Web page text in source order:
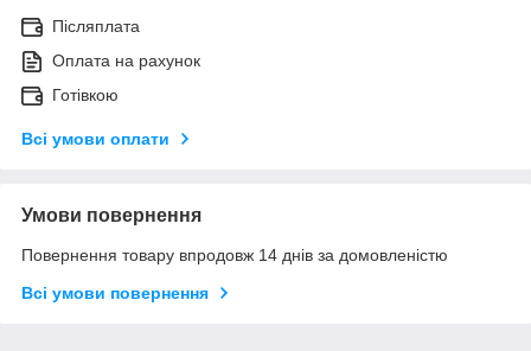
Післяплата
Оплата на рахунок
Готівкою
Всі умови оплати
Умови повернення
Повернення товару впродовж 14 днів за домовленістю
Всі умови повернення